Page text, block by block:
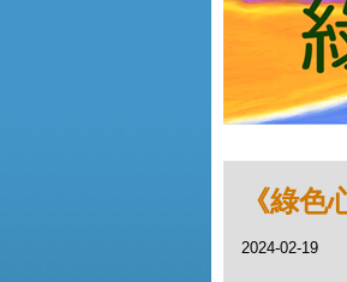
《綠
2024-02-19